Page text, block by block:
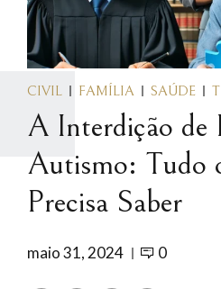
CIVIL FAMÍLIA SAÚDE
A Interdição de
Autismo: Tudo
Precisa Saber
maio 31, 2024 0